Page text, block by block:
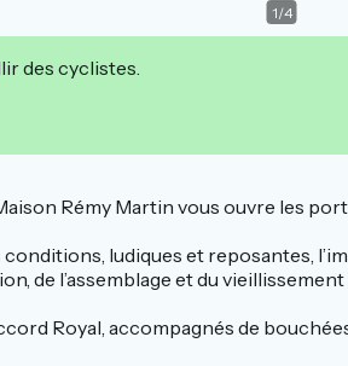
1/4
des cyclistes.
Rémy Martin vous ouvre les
ludiques et reposantes,
de l’assemblage et du
Royal, accompagnés de